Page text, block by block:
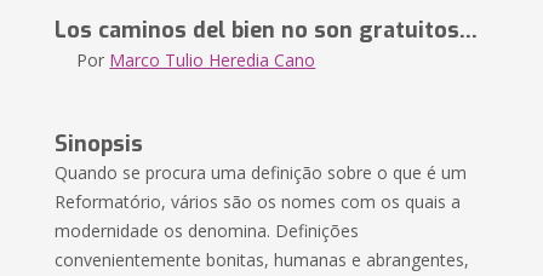
Los caminos del bien no son gratuitos...
Por Marco Tulio Heredia Cano
Sinopsis
Quando se procura uma definição sobre o que é um
Reformatório, vários são os nomes com os quais a
modernidade os denomina. Definições
convenientemente bonitas, humanas e abrangentes,